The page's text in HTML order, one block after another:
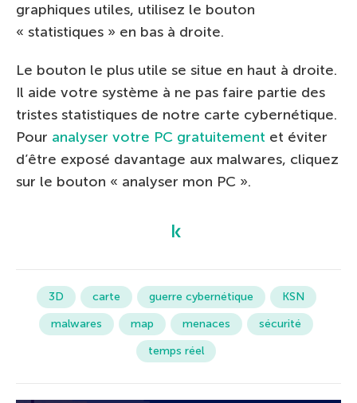
graphiques utiles, utilisez le bouton
« statistiques » en bas à droite.
Le bouton le plus utile se situe en haut à droite.
Il aide votre système à ne pas faire partie des
tristes statistiques de notre carte cybernétique.
Pour analyser votre PC gratuitement et éviter
d’être exposé davantage aux malwares, cliquez
sur le bouton « analyser mon PC ».
3D carte guerre cybernétique
KSN
malwares
map menaces
sécurité
temps réel